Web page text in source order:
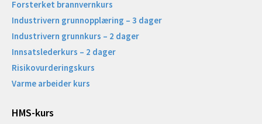
Forsterket brannvernkurs
Industrivern grunnopplæring – 3 dager
Industrivern grunnkurs – 2 dager
Innsatslederkurs – 2 dager
Risikovurderingskurs
Varme arbeider kurs
HMS-kurs